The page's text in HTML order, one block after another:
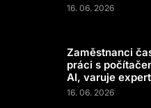
16. 06. 2026
Zaměstnanci
práci s
AI, varuje expert
16. 06. 2026